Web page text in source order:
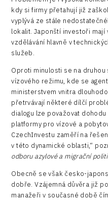
kdy si firmy přetahují již
vyplývá ze stále
lokalit. Japonští investoři
vzdělávání hlavně v
služeb.
Oproti minulosti se na
vízového režimu, kde se
ministerstvem vnitra
přetrvávají některé dílčí
dialogu lze považovat
platformy pro vízové a
CzechInvestu zaměří na
v této dynamické oblasti,“
odboru azylové a migrační
Obecně se však česko-
dobře. Vzájemná důvěra již
manažeři v současné době